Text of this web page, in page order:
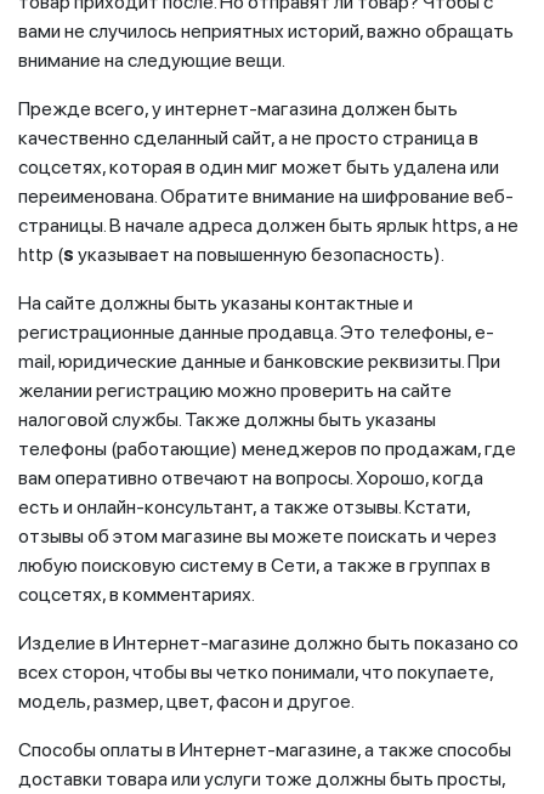
вами не случилось неприятных историй, важно обращать
внимание на следующие вещи.
Прежде всего, у интернет-магазина должен быть
качественно сделанный сайт, а не просто страница в
соцсетях, которая в один миг может быть удалена или
переименована. Обратите внимание на шифрование веб-
страницы. В начале адреса должен быть ярлык https, а не
http (s указывает на повышенную безопасность).
На сайте должны быть указаны контактные и
регистрационные данные продавца. Это телефоны, e-
mail, юридические данные и банковские реквизиты. При
желании регистрацию можно проверить на сайте
налоговой службы. Также должны быть указаны
телефоны (работающие) менеджеров по продажам, где
вам оперативно отвечают на вопросы. Хорошо, когда
есть и онлайн-консультант, а также отзывы. Кстати,
отзывы об этом магазине вы можете поискать и через
любую поисковую систему в Сети, а также в группах в
соцсетях, в комментариях.
Изделие в Интернет-магазине должно быть показано со
всех сторон, чтобы вы четко понимали, что покупаете,
модель, размер, цвет, фасон и другое.
Способы оплаты в Интернет-магазине, а также способы
доставки товара или услуги тоже должны быть просты,